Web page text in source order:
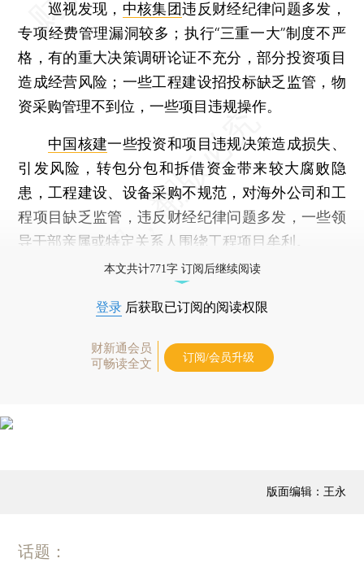
巡视发现， 中核集团违反财经纪律问题多发，
专项经费管理漏洞较多；执行“三重一大”制度不严
格，有的重大决策调研论证不充分，部分投资项目
造成经营风险；一些工程建设招投标缺乏监管，物
资采购管理不到位，一些项目违规操作。
中国核建一些投资和项目违规决策造成损失、
引发风险，转包分包和拆借资金带来较大腐败隐
患，工程建设、设备采购不规范，对海外公司和工
程项目缺乏监管，违反财经纪律问题多发，一些领
导干部亲属或特定关系人围绕工程项目牟利。
本文共计771字 订阅后继续阅读
登录 后获取已订阅的阅读权限
财新通会员
可畅读全文
订阅/会员升级
版面编辑：王永
话题：